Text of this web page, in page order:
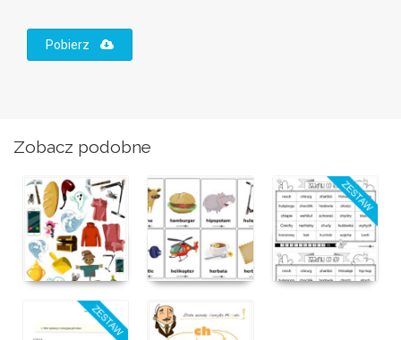
Pobierz
Zobacz podobne